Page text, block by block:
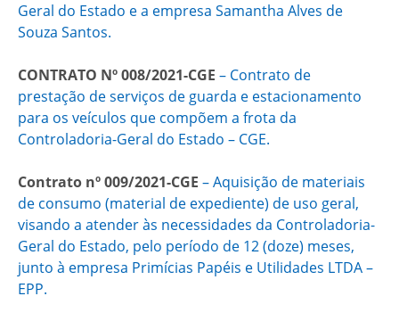
Geral do Estado e a empresa Samantha Alves de
Souza Santos.
CONTRATO Nº 008/2021-CGE – ​Contrato de
prestação de serviços de guarda e estacionamento
para os veículos que compõem a frota da
Controladoria-Geral do Estado – CGE.
Contrato nº 009/2021-CGE – ​Aquisição de materiais
de consumo (material de expediente) de uso geral,
visando a atender às necessidades da Controladoria-
Geral do Estado​, pelo período de 12 (doze) meses,
junto à empresa Primícias Papéis e Utilidades LTDA –
EPP.